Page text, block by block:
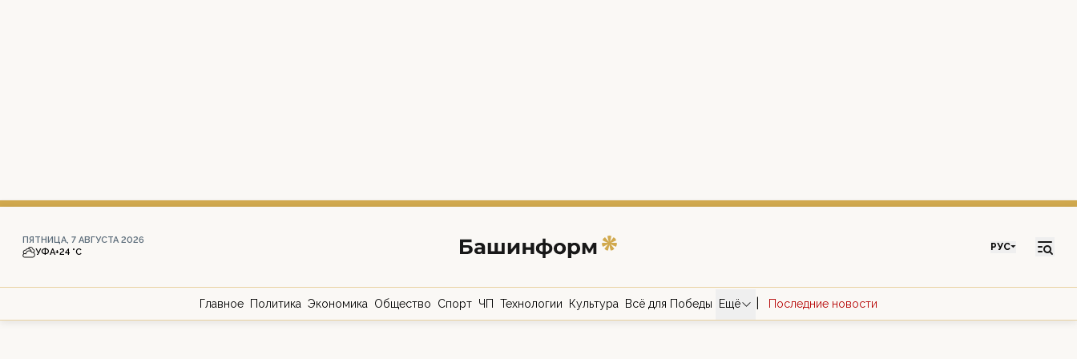
ПЯТНИЦА, 7 АВГУСТА 2026
УФА+24 °С РУС
Главное Политика Экономика Общество Спорт ЧП Технологии Культура Всё для Победы Ещё Последние новости